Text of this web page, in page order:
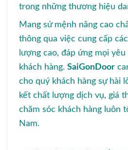
trong những thương hiệu
Mang sứ mệnh nâng cao
thông qua việc cung cấp
lượng cao, đáp ứng mọi
khách hàng. SaiGonDoor
cho quý khách hàng sự hài
kết chất lượng dịch vụ, giá
chăm sóc khách hàng luôn
Nam.